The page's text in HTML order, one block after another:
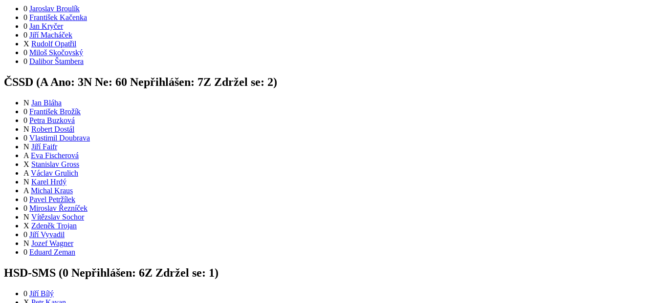
0 Jaroslav Broulík
0 František Kačenka
0 Jan Kryčer
0 Jiří Macháček
X Rudolf Opatřil
0 Miloš Skočovský
0 Dalibor Štambera
ČSSD (AAno: 3N Ne: 60 Nepřihlášen: 7Z Zdržel se: 2)
N Jan Bláha
0 František Brožík
0 Petra Buzková
N Robert Dostál
0 Vlastimil Doubrava
N Jiří Faifr
A Eva Fischerová
X Stanislav Gross
A Václav Grulich
N Karel Hrdý
A Michal Kraus
0 Pavel Petržílek
0 Miroslav Řezníček
N Vítězslav Sochor
X Zdeněk Trojan
0 Jiří Vyvadil
N Jozef Wagner
0 Eduard Zeman
HSD-SMS (0 Nepřihlášen: 6Z Zdržel se: 1)
0 Jiří Bílý